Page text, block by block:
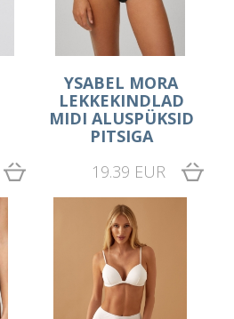
YSABEL MORA
LEKKEKINDLAD
MIDI ALUSPÜKSID
PITSIGA
19.39 EUR